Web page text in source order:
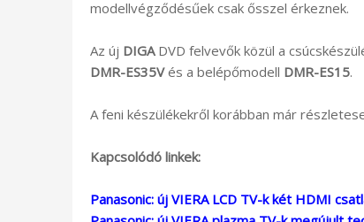
modellvégződésűek csak ősszel érkeznek.
Az új DIGADVD felvevők közül a
DMR-ES35Vés a belépőmodell DMR-ES15.
A feni készülékekről korábban már
Kapcsolódó linkek:
Panasonic: új VIERA LCD TV-k két HDMI